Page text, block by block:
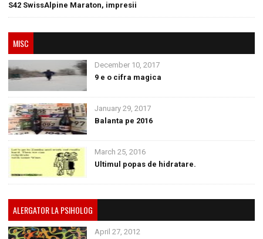
S42 SwissAlpine Maraton, impresii
MISC
December 10, 2017
9 e o cifra magica
January 29, 2017
Balanta pe 2016
March 25, 2016
Ultimul popas de hidratare.
ALERGATOR LA PSIHOLOG
April 27, 2012